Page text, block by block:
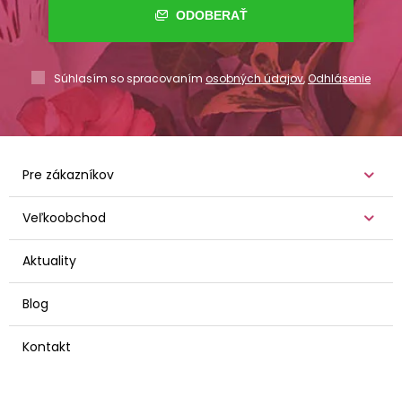
ODOBERAŤ
Súhlasím so spracovaním osobných údajov,Odhlásenie
Pre zákazníkov
Veľkoobchod
Aktuality
Blog
Kontakt